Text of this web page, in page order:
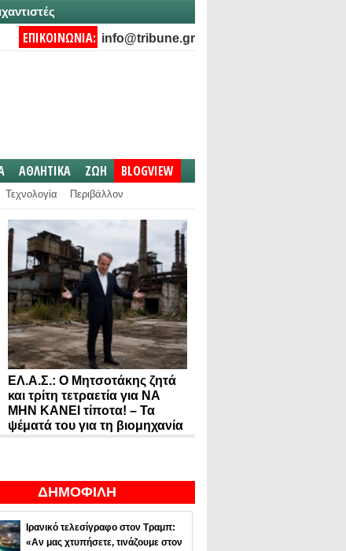
ΕΠΙΚΟΙΝΩΝΙΑ: info@tribune.gr
ΑΘΛΗΤΙΚΑ ΖΩΗ BLOGVIEW
Τεχνολογία Περιβάλλον
ΕΛ.Α.Σ.: Ο Μητσοτάκης ζητά
και τρίτη τετραετία για ΝΑ
ΜΗΝ ΚΑΝΕΙ τίποτα! – Τα
ψέματά του για τη βιομηχανία
ΔΗΜΟΦΙΛΗ
Ιρανικό τελεσίγραφο στον Τραμπ:
«Αν μας χτυπήσετε, τινάζουμε στον